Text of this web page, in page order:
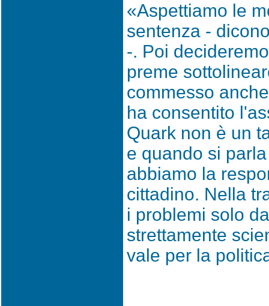
«Aspettiamo le
sentenza -
-. Poi
preme
commesso
ha consentito
Quark non è un
e quando si
abbiamo la
cittadino. Nella
i problemi solo
strettamente
vale per la